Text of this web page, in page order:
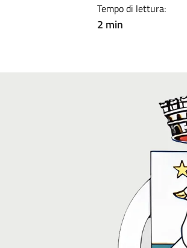
Tempo di lettura:
2 min